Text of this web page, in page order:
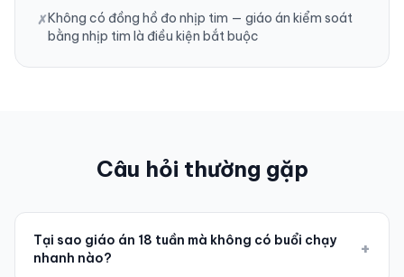
✗Không có đồng hồ đo nhịp tim — giáo án kiểm soát
bằng nhịp tim là điều kiện bắt buộc
Câu hỏi thường gặp
Tại sao giáo án 18 tuần mà không có buổi chạy
nhanh nào?
+